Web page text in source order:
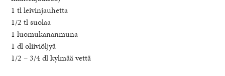
1 tl leivinjauhetta
1/2 tl suolaa
1 luomukananmuna
1 dl oliiviöljyä
1/2 – 3/4 dl kylmää vettä